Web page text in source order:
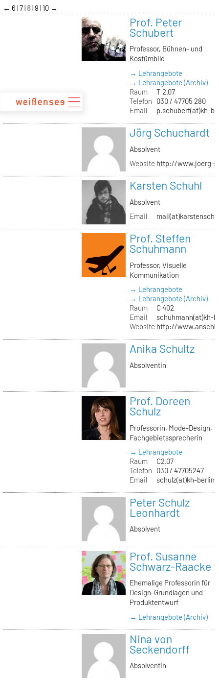
zum
Inhalt
← 6 7 8 9 10 →
Prof. Peter
Schubert
Professor, Bühnen- und
Kostümbild
→ Lehrangebote
→ Lehrangebote (Archiv)
Raum
T 2.07
Telefon
030 / 47705 280
Email
p.schubert(at)kh-
Jörg Schuchardt
Absolvent
Website http://www.joerg-
Karsten Schuhl
Absolvent
Email
Prof. Steffen
Schuhmann
Professor, Visuelle
Kommunikation
→ Lehrangebote
→ Lehrangebote (Archiv)
Raum
C 402
Email
schuhmann(at)kh-
Website http://
Anika Schultz
Absolventin
Prof. Doreen
Schulz
Professorin, Mode-Design,
Fachgebietssprecherin
→ Lehrangebote
Raum
C2.07
Telefon
030 / 47705247
Email
schulz(at)kh-
Peter Schulz
Leonhardt
Absolvent
Prof. Susanne
Schwarz-Raacke
Ehemalige Professorin für
Design-Grundlagen und
Produktentwurf
→ Lehrangebote (Archiv)
Nina von
Seckendorff
Absolventin